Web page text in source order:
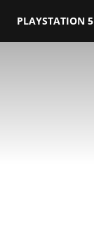
PLAYSTATION 5